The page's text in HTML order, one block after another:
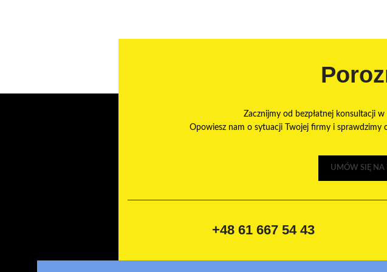
Zacznijmy od bezpłatnej konsultacji
Opowiesz nam o sytuacji Twojej firmy i sprawdzimy
UMÓW SIĘ NA
+48 61 667 54 43